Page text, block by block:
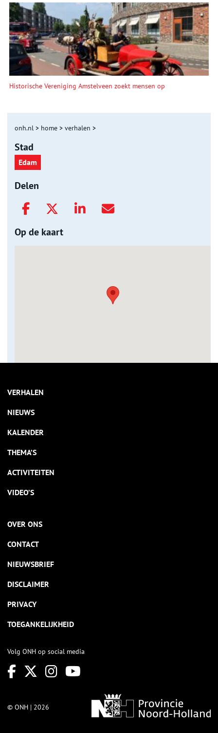
Historische Vereniging Amstelveen zoekt mensen op
onh.nl > home > verhalen >
Stad
Edam
Delen
Op de kaart
VERHALEN
NIEUWS
KALENDER
THEMA’S
ACTIVITEITEN
VIDEO’S
OVER ONS
CONTACT
NIEUWSBRIEF
DISCLAIMER
PRIVACY
TOEGANKELIJKHEID
Volg ONH op social media
© ONH | 2026